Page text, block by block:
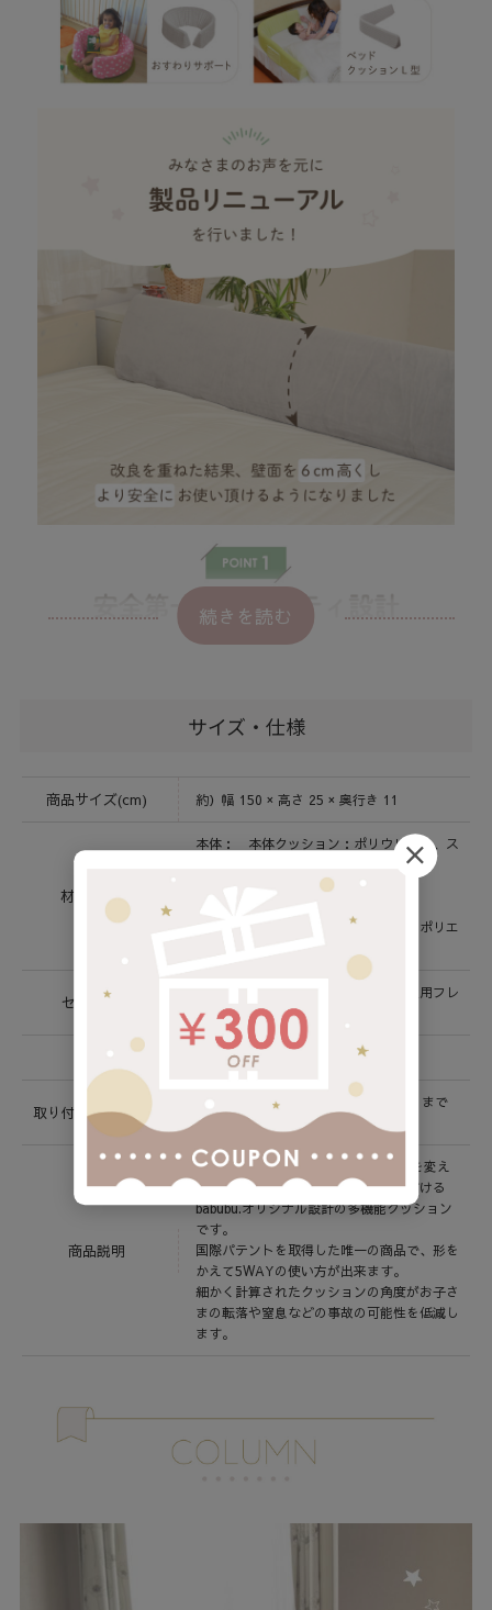
続きを読む
サイズ・仕様
商品サイズ(cm) 約）幅 150 × 高さ 25 × 奥行き 11
材質 / 素材
本体： 本体クッション：ポリウレタン、ス
カバー：ポリエステル100%
固定用プレート＆ベルト：スチール、ポリエ
セット内容
本体クッション×１、カバー×１、固定用フレ
ーム×2
取り付け可能サイズ
キングサイズベッドの幅（約180cm）まで
マットレス厚み 約15～25cm
商品説明
FLEXIBLEフレキシブル（柔軟）に形を変え
ながら様々な用途で長くお使いいただける
babubu.オリジナル設計の多機能クッション
です。
国際パテントを取得した唯一の商品で、形を
かえて5WAYの使い方が出来ます。
細かく計算されたクッションの角度がお子さ
まの転落や窒息などの事故の可能性を低減し
ます。